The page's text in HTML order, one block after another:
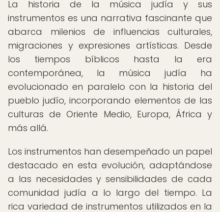
La historia de la música judía y sus
instrumentos es una narrativa fascinante que
abarca milenios de influencias culturales,
migraciones y expresiones artísticas. Desde
los tiempos bíblicos hasta la era
contemporánea, la música judía ha
evolucionado en paralelo con la historia del
pueblo judío, incorporando elementos de las
culturas de Oriente Medio, Europa, África y
más allá.
Los instrumentos han desempeñado un papel
destacado en esta evolución, adaptándose
a las necesidades y sensibilidades de cada
comunidad judía a lo largo del tiempo. La
rica variedad de instrumentos utilizados en la